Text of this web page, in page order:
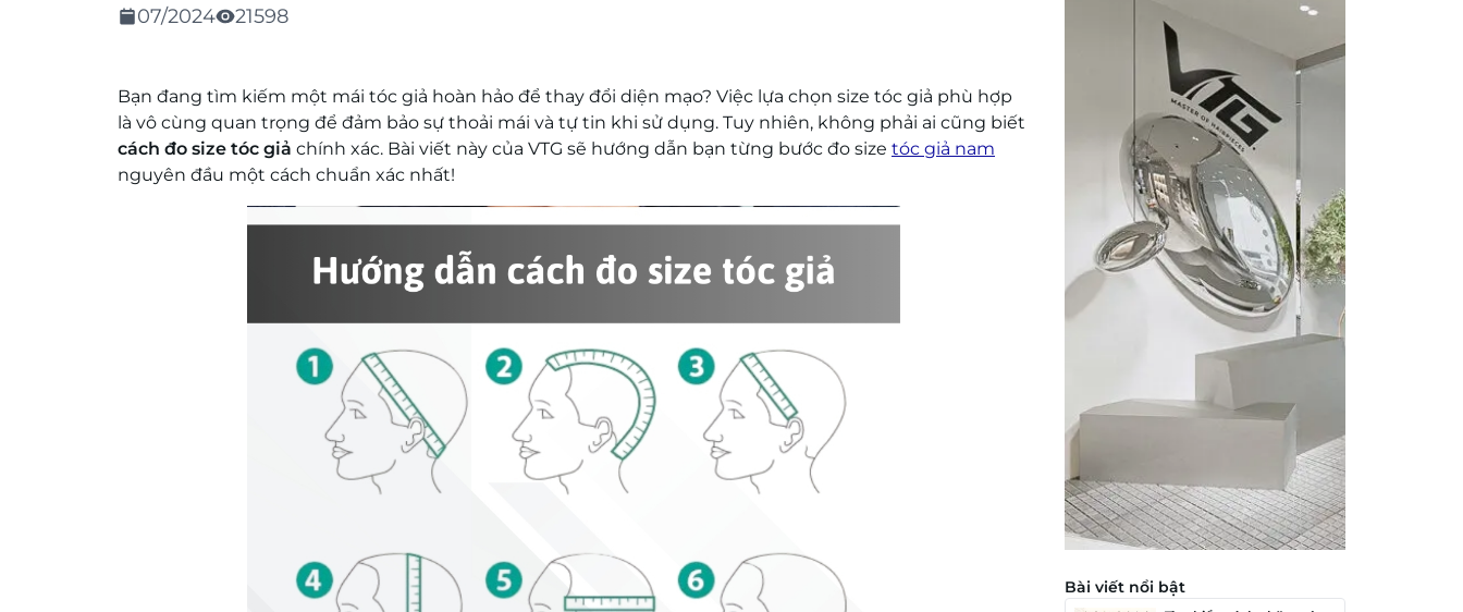
07/2024 21598
Bạn đang tìm kiếm một mái tóc giả hoàn hảo để thay đổi diện mạo? Việc lựa chọn size tóc giả phù hợp
là vô cùng quan trọng để đảm bảo sự thoải mái và tự tin khi sử dụng. Tuy nhiên, không phải ai cũng biết
cách đo size tóc giả chính xác. Bài viết này của VTG sẽ hướng dẫn bạn từng bước đo size tóc giả nam
nguyên đầu một cách chuẩn xác nhất!
Bài viết nổi bật